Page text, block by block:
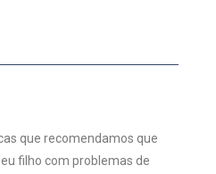
que recomendamos que
filho com problemas de